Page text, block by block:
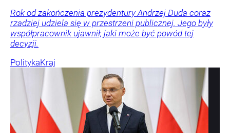
Rok od zakończenia prezydentury Andrzej Duda coraz
rzadziej udziela się w przestrzeni publicznej. Jego były
współpracownik ujawnił, jaki może być powód tej
decyzji.
PolitykaKraj